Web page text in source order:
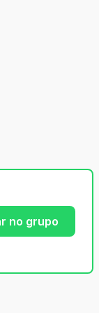
no grupo